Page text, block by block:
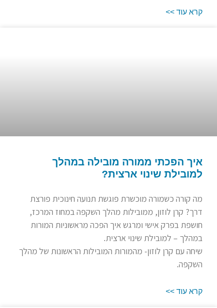
קרא עוד >>
איך הפכתי ממורה מובילה במהלך
למובילת שינוי ארצית?
מה קורה כשמורה מוכשרת פוגשת תנועה חינוכית פורצת
דרך? קרן לוזון, ממובילות מהלך השקפה במחוז המרכז,
חושפת בפרק אישי ומרגש איך הפכה מראשוניות המורות
במהלך – למובילת שינוי ארצית.
שיחה עם קרן לוזון- מהמורות המובילות הראשונות של מהלך
השקפה.
קרא עוד >>